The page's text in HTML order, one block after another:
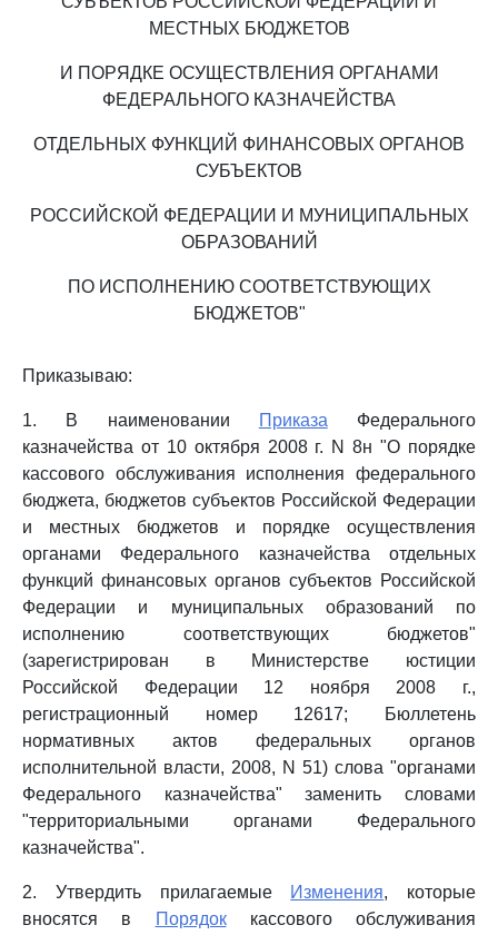
МЕСТНЫХ БЮДЖЕТОВ
И ПОРЯДКЕ ОСУЩЕСТВЛЕНИЯ ОРГАНАМИ
ФЕДЕРАЛЬНОГО КАЗНАЧЕЙСТВА
ОТДЕЛЬНЫХ ФУНКЦИЙ ФИНАНСОВЫХ ОРГАНОВ
СУБЪЕКТОВ
РОССИЙСКОЙ ФЕДЕРАЦИИ И МУНИЦИПАЛЬНЫХ
ОБРАЗОВАНИЙ
ПО ИСПОЛНЕНИЮ СООТВЕТСТВУЮЩИХ
БЮДЖЕТОВ"
Приказываю:
1. В наименовании Приказа Федерального
казначейства от 10 октября 2008 г. N 8н "О порядке
кассового обслуживания исполнения федерального
бюджета, бюджетов субъектов Российской Федерации
и местных бюджетов и порядке осуществления
органами Федерального казначейства отдельных
функций финансовых органов субъектов Российской
Федерации и муниципальных образований по
исполнению соответствующих бюджетов"
(зарегистрирован в Министерстве юстиции
Российской Федерации 12 ноября 2008 г.,
регистрационный номер 12617; Бюллетень
нормативных актов федеральных органов
исполнительной власти, 2008, N 51) слова "органами
Федерального казначейства" заменить словами
"территориальными органами Федерального
казначейства".
2. Утвердить прилагаемые Изменения, которые
вносятся в
Порядоккассового обслуживания